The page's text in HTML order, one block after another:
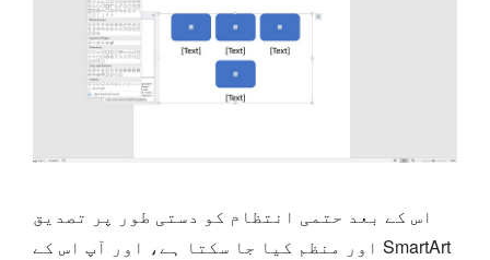
اس کے بعد حتمی انتظام کو دستی طور پر تصدیق
اور منظم کیا جا سکتا ہے، اور آپ اس کے SmartArt